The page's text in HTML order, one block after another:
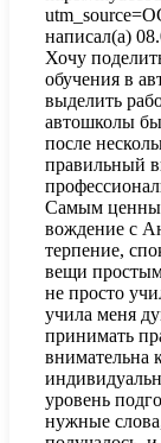
состояние.
написал(а)
Хочу
обучения в
выделить
автошколы
после
правильный
Самым
вождение с
терпение,
вещи
не просто
учила меня
принимать
внимательна
уровень
нужные